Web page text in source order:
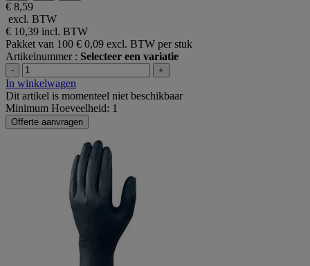
€ 8,59
excl. BTW
€ 10,39 incl. BTW
Pakket van 100 € 0,09 excl. BTW per stuk
Artikelnummer : Selecteer een variatie
- +
In winkelwagen
Dit artikel is momenteel niet beschikbaar
Minimum Hoeveelheid: 1
Offerte aanvragen